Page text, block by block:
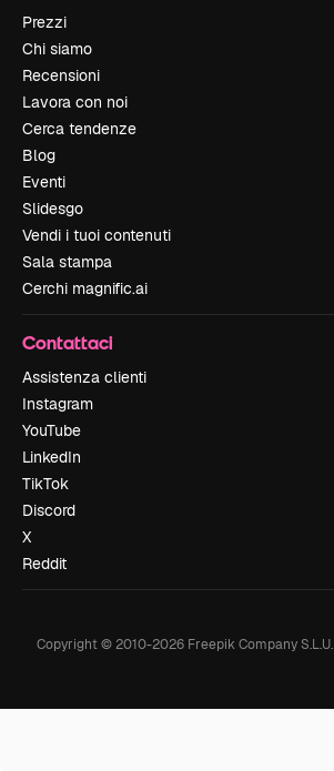
Prezzi
Chi siamo
Recensioni
Lavora con noi
Cerca tendenze
Blog
Eventi
Slidesgo
Vendi i tuoi contenuti
Sala stampa
Cerchi magnific.ai
Contattaci
Assistenza clienti
Instagram
YouTube
LinkedIn
TikTok
Discord
X
Reddit
Copyright © 2010-2026Freepik Company S.L.U.